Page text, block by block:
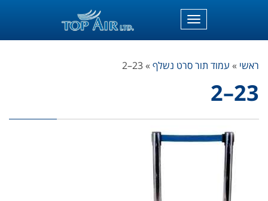
תפריט
ראשי » עמוד תור סרט נשלף »
23–2
23–2